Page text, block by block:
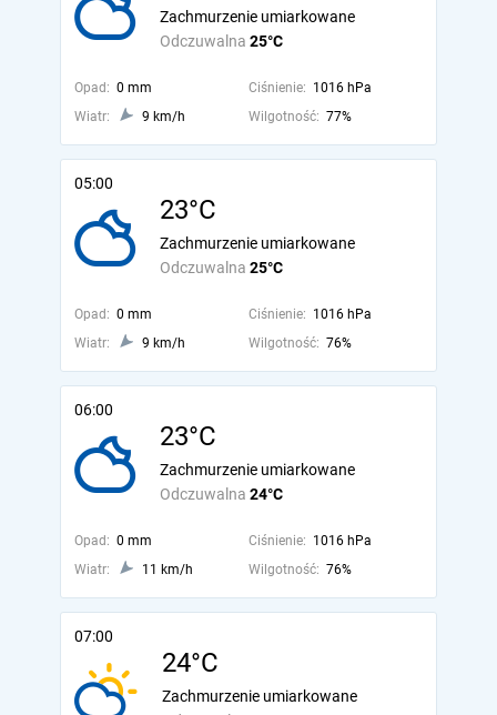
Odczuwalna 25°C
Zachmurzenie umiarkowane
Opad: 0 mm Ciśnienie: 1016 hPa
Wiatr:
9 km/h Wilgotność: 77%
05:00
23°C
Odczuwalna 25°C
Zachmurzenie umiarkowane
Opad: 0 mm Ciśnienie: 1016 hPa
Wiatr:
9 km/h Wilgotność: 76%
06:00
23°C
Odczuwalna 24°C
Zachmurzenie umiarkowane
Opad: 0 mm Ciśnienie: 1016 hPa
Wiatr:
11 km/h Wilgotność: 76%
07:00
24°C
Zachmurzenie umiarkowane